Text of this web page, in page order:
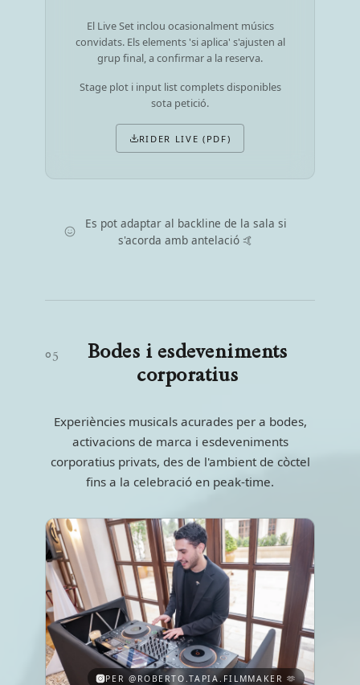
El Live Set inclou ocasionalment músics
convidats. Els elements 'si aplica' s'ajusten al
grup final, a confirmar a la reserva.
Stage plot i input list complets disponibles
sota petició.
RIDER LIVE (PDF)
Es pot adaptar al backline de la sala si
s'acorda amb antelació 🤙
05
Bodes i esdeveniments
corporatius
Experiències musicals acurades per a bodes,
activacions de marca i esdeveniments
corporatius privats, des de l'ambient de còctel
fins a la celebració en peak-time.
PER @ROBERTO.TAPIA.FILMMAKER 🫶